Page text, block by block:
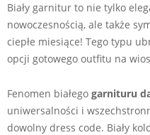
Biały garnitur to nie tylko
nowoczesnością, ale także
ciepłe miesiące! Tego typu
opcji gotowego outfitu na
Fenomen białego garnituru
uniwersalności i
dowolny dress code. Biały